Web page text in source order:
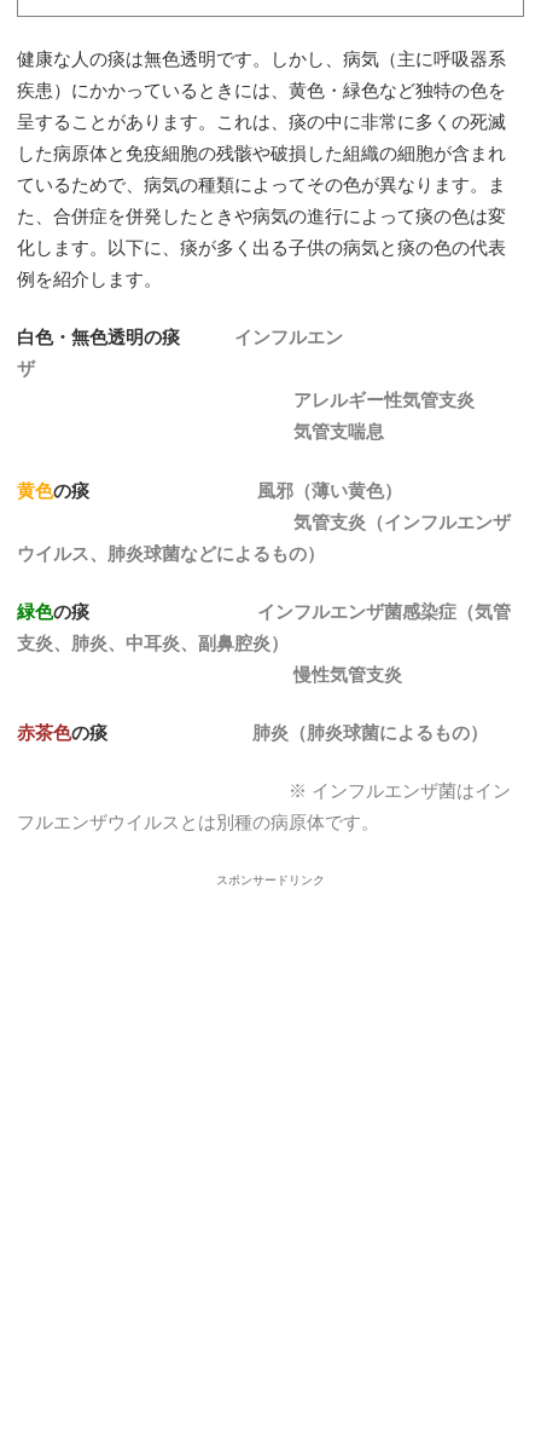
健康な人の痰は無色透明です。しかし、病気（主に呼吸器系
疾患）にかかっているときには、黄色・緑色など独特の色を
呈することがあります。これは、痰の中に非常に多くの死滅
した病原体と免疫細胞の残骸や破損した組織の細胞が含まれ
ているためで、病気の種類によってその色が異なります。ま
た、合併症を併発したときや病気の進行によって痰の色は変
化します。以下に、痰が多く出る子供の病気と痰の色の代表
例を紹介します。
白色・無色透明の痰 インフルエン
ザ
アレルギー性気管支炎
気管支喘息
黄色の痰 風邪（薄い黄色）
気管支炎（インフルエンザ
ウイルス、肺炎球菌などによるもの）
緑色の痰 インフルエンザ菌感染症（気管
支炎、肺炎、中耳炎、副鼻腔炎）
慢性気管支炎
赤茶色の痰 肺炎（肺炎球菌によるもの）
※ インフルエンザ菌はイン
フルエンザウイルスとは別種の病原体です。
スポンサードリンク